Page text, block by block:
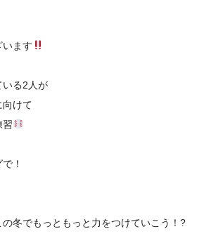
います
いる2人が
向けて
習
！
冬でもっともっと力をつけていこう！?